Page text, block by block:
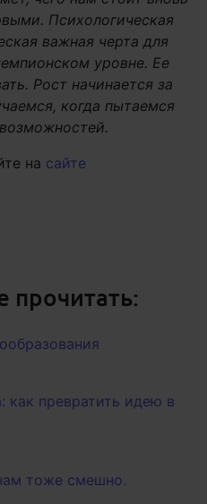
Психологическая
важная черта для
уровне. Ее
Рост начинается за
когда пытаемся
на сайте
прочитать:
превратить идею в
тоже смешно.